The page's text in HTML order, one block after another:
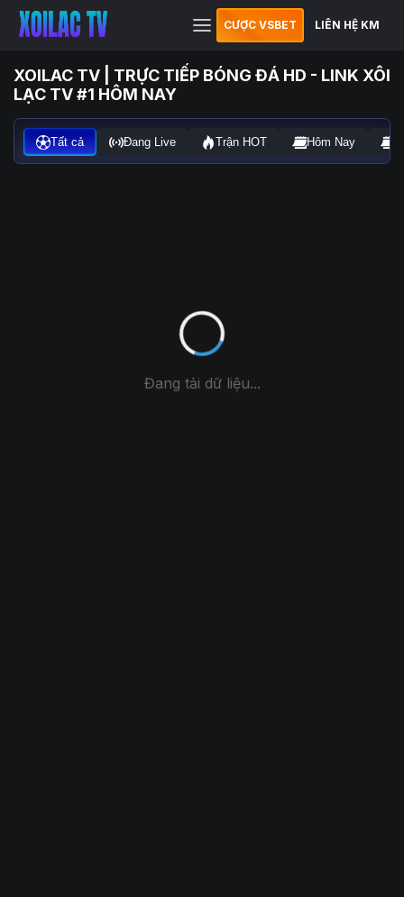
CƯỢC VSBET LIÊN HỆ KM
XOILAC TV | TRỰC TIẾP BÓNG ĐÁ HD - LINK XÔI
LẠC TV #1 HÔM NAY
Tất cả Đang Live Trận HOT Hôm Nay
Đang tải dữ liệu...